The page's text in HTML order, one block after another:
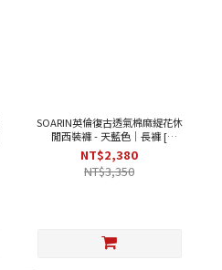
SOARIN英倫復古透氣棉麻緹花休
閒西裝褲 - 天藍色｜長褲 [
262TF284 ]
NT$2,380
NT$3,350